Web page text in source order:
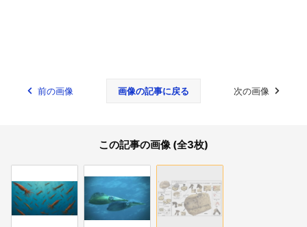
前の画像 画像の記事に戻る 次の画像
この記事の画像 (全3枚)